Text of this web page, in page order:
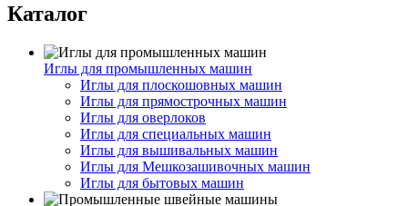
Каталог
Иглы для промышленных машин
Иглы для плоскошовных машин
Иглы для прямострочных машин
Иглы для оверлоков
Иглы для специальных машин
Иглы для вышивальных машин
Иглы для Мешкозашивочных машин
Иглы для бытовых машин